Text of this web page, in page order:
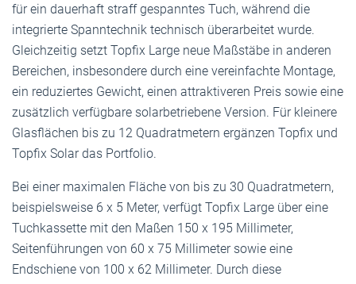
für ein dauerhaft straff gespanntes Tuch, während die
integrierte Spanntechnik technisch überarbeitet wurde.
Gleichzeitig setzt Topfix Large neue Maßstäbe in anderen
Bereichen, insbesondere durch eine vereinfachte Montage,
ein reduziertes Gewicht, einen attraktiveren Preis sowie eine
zusätzlich verfügbare solarbetriebene Version. Für kleinere
Glasflächen bis zu 12 Quadratmetern ergänzen Topfix und
Topfix Solar das Portfolio.
Bei einer maximalen Fläche von bis zu 30 Quadratmetern,
beispielsweise 6 x 5 Meter, verfügt Topfix Large über eine
Tuchkassette mit den Maßen 150 x 195 Millimeter,
Seitenführungen von 60 x 75 Millimeter sowie eine
Endschiene von 100 x 62 Millimeter. Durch diese